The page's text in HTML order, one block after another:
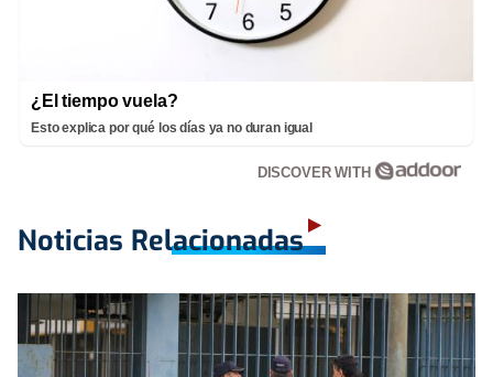
¿El tiempo vuela?
Esto explica por qué los días ya no duran igual
DISCOVER WITH
Noticias Relacionadas